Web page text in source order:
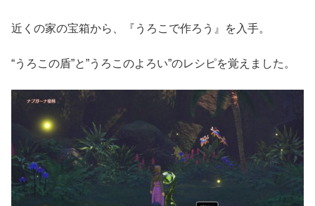
近くの家の宝箱から、『うろこで作ろう』を入手。
“うろこの盾”と”うろこのよろい”のレシピを覚えました。